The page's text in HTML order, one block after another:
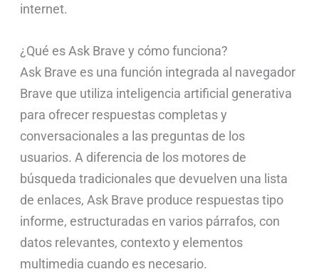
internet.
¿Qué es Ask Brave y cómo funciona?
Ask Brave es una función integrada al navegador
Brave que utiliza inteligencia artificial generativa
para ofrecer respuestas completas y
conversacionales a las preguntas de los
usuarios. A diferencia de los motores de
búsqueda tradicionales que devuelven una lista
de enlaces, Ask Brave produce respuestas tipo
informe, estructuradas en varios párrafos, con
datos relevantes, contexto y elementos
multimedia cuando es necesario.